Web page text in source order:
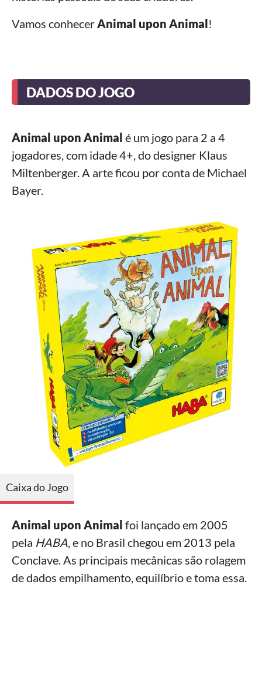
Vamos conhecerAnimal upon Animal!
DADOS DO JOGO
Animal upon Animal é um jogo para 2 a 4
jogadores, com idade 4+, do designer Klaus
Miltenberger. A arte ficou por conta de Michael
Bayer.
Caixa do Jogo
Animal upon Animal foi lançado em 2005
pela HABA, e no Brasil chegou em 2013 pela
Conclave. As principais mecânicas são rolagem
de dados empilhamento, equilíbrio e toma essa.